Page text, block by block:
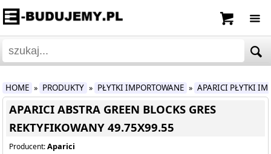
HOME » PRODUKTY » PŁYTKI IMPORTOWANE » APARICI PŁYTKI
APARICI ABSTRA GREEN BLOCKS GRES
REKTYFIKOWANY 49.75X99.55
Producent:Aparici